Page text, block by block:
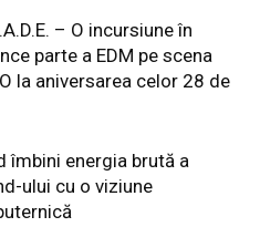
– O incursiune în
parte a EDM pe scena
la aniversarea celor 28 de
îmbini energia brută a
ului cu o viziune